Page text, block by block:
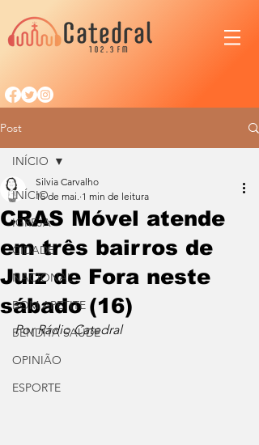
Post
INÍCIO
IGREJA
CIDADE
NACIONAL
BOM APETITE
BENDITA SAÚDE
OPINIÃO
ESPORTE
INÍCIO
CRAS Móvel atende
em três bairros de
Juiz de Fora neste
sábado (16)
Silvia Carvalho
15 de mai. 1 min de leitura
Por Rádio Catedral